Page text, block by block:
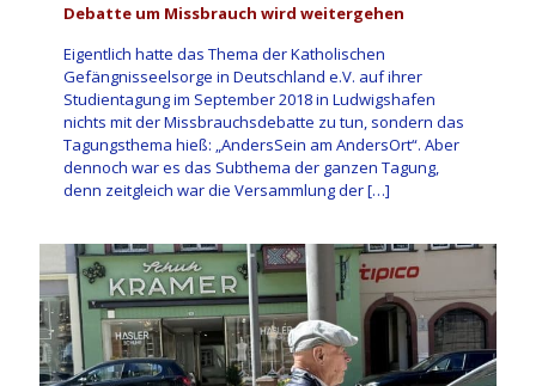
Debatte um Missbrauch wird weitergehen
Eigentlich hatte das Thema der Katholischen
Gefängnisseelsorge in Deutschland e.V. auf ihrer
Studientagung im September 2018 in Ludwigshafen
nichts mit der Missbrauchsdebatte zu tun, sondern das
Tagungsthema hieß: „AndersSein am AndersOrt“. Aber
dennoch war es das Subthema der ganzen Tagung,
denn zeitgleich war die Versammlung der[…]